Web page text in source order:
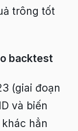
trông tốt
backtest
(giai đoạn
và biến
hẳn